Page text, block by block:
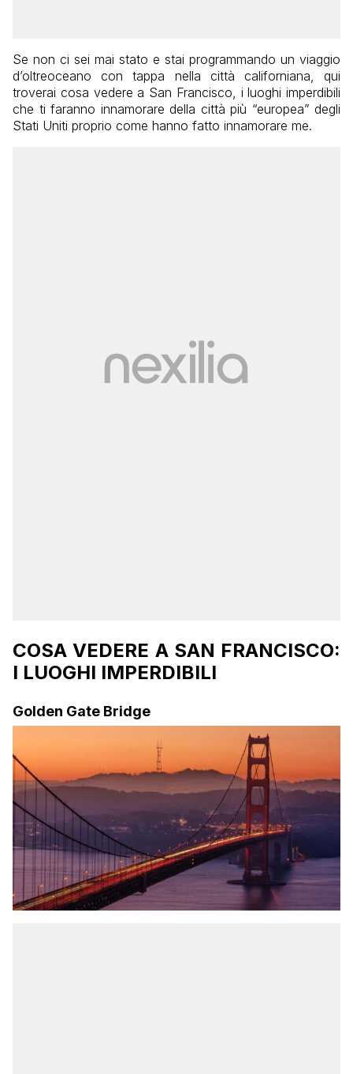
Se non ci sei mai stato e stai programmando un viaggio
d’oltreoceano con tappa nella città californiana, qui
troverai cosa vedere a San Francisco, i luoghi imperdibili
che ti faranno innamorare della città più “europea” degli
Stati Uniti proprio come hanno fatto innamorare me.
COSA VEDERE A SAN FRANCISCO:
I LUOGHI IMPERDIBILI
Golden Gate Bridge